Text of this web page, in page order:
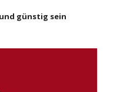
günstig sein